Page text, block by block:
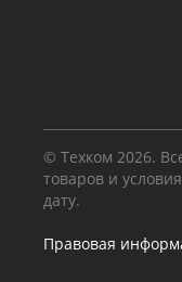
© Техком 2026.
товаров и
дату.
Правовая